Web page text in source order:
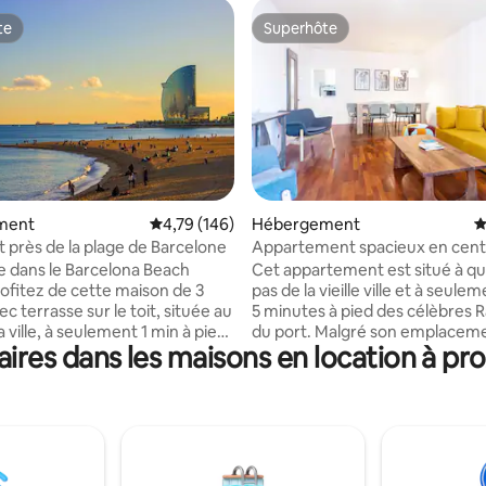
base de 140 commentaires : 4,96 sur 5
Évaluation moyenne sur la base de 146
4,79 (146)
près de la plage de Barcelone
dans le Barcelona Beach
terrasse sur le toit, située au
à seulement 1 min à pied
rares maisons
est idéal : il est au
Superhôte
Superhôte
Hébergement
Appartement spacieux en
Cet appartement est situé à
pas de la vieille ville et à
5 minutes à pied des célèbres
du port. Malgré son
central, l'appartement est
exceptionnellement calme et
visiter les principales
dans les maisons en location à